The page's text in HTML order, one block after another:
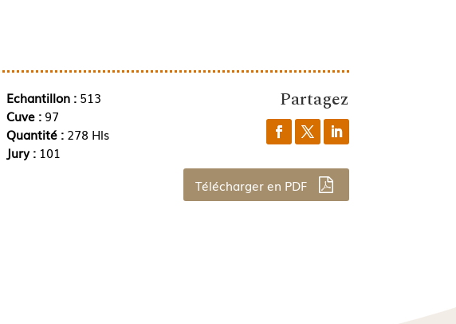
Echantillon :513
Cuve : 97
Quantité : 278 Hls
Jury : 101
Partagez
Télécharger en PDF